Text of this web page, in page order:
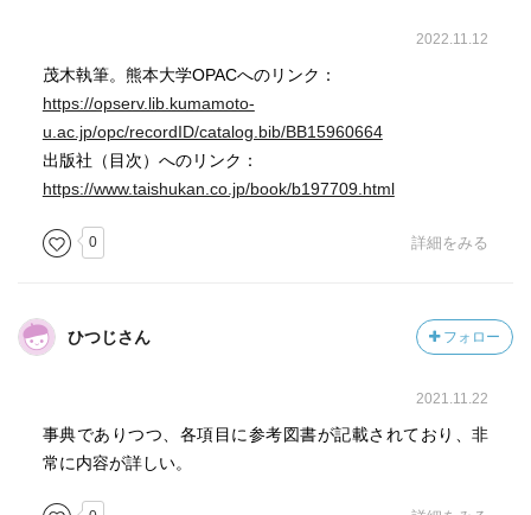
2022.11.12
茂木執筆。熊本大学OPACへのリンク：
https://opserv.lib.kumamoto-
u.ac.jp/opc/recordID/catalog.bib/BB15960664
出版社（目次）へのリンク：
https://www.taishukan.co.jp/book/b197709.html
0 詳細をみる
ひつじさん フォロー
2021.11.22
事典でありつつ、各項目に参考図書が記載されており、非
常に内容が詳しい。